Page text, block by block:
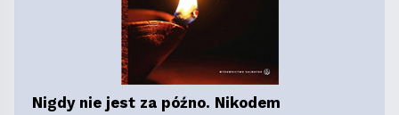
Nigdy nie jest za późno. Nikodem